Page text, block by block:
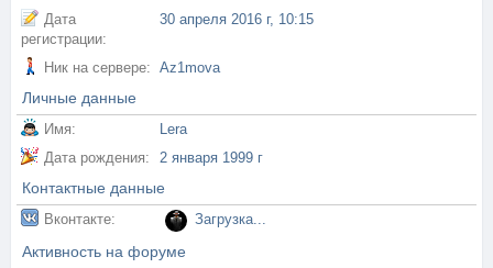
Дата
регистрации:
30 апреля 2016 г, 10:15
Ник на сервере: Az1mova
Личные данные
Имя:
Lera
Дата рождения:
2 января 1999 г
Контактные данные
Вконтакте: Загрузка...
Активность на форуме